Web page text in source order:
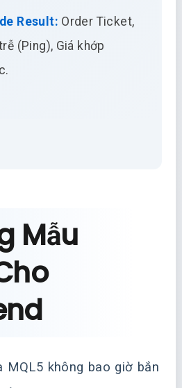
Result: Order Ticket,
(Ping), Giá khớp
Mẫu
MQL5 không bao giờ bắn